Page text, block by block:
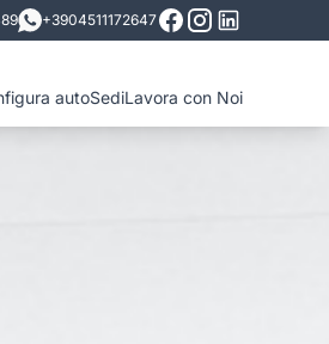
+3904511172647
autoSediLavora con Noi